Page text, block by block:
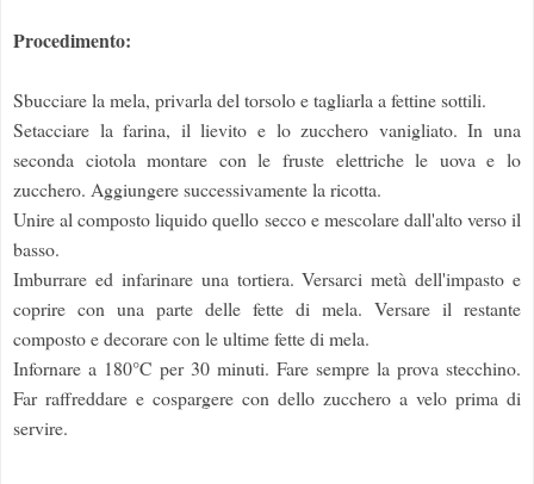
Procedimento:
Sbucciare la mela, privarla del torsolo e tagliarla a fettine sottili.
Setacciare la farina, il lievito e lo zucchero vanigliato. In una
seconda ciotola montare con le fruste elettriche le uova e lo
zucchero. Aggiungere successivamente la ricotta.
Unire al composto liquido quello secco e mescolare dall'alto verso il
basso.
Imburrare ed infarinare una tortiera. Versarci metà dell'impasto e
coprire con una parte delle fette di mela. Versare il restante
composto e decorare con le ultime fette di mela.
Infornare a 180°C per 30 minuti. Fare sempre la prova stecchino.
Far raffreddare e cospargere con dello zucchero a velo prima di
servire.